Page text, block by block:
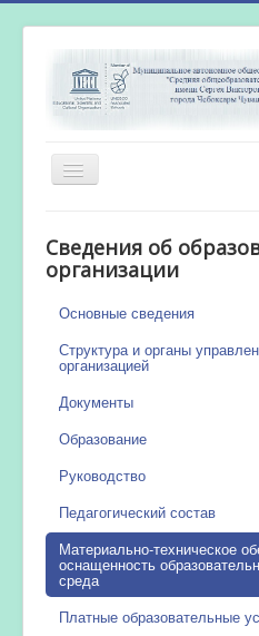
Включить/
выключить
Новости
Сведения об
организации
Основные сведения
Структура и органы
организацией
Документы
Образование
Руководство
Педагогический состав
Материально-техническое
оснащенность
среда
Платные образовательные